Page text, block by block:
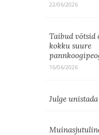
22/06/2026
Taibud võtsid
kokku suure
16/06/2026
Julge unistada